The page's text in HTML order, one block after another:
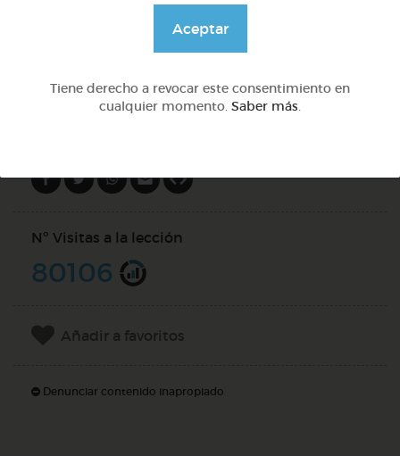
DOCS (4)
Nº Visitas a la lección
80106
Añadir a favoritos
Denunciar contenido inapropiado
Aceptar
Tiene derecho a revocar este consentimiento en
cualquier momento. Saber más.